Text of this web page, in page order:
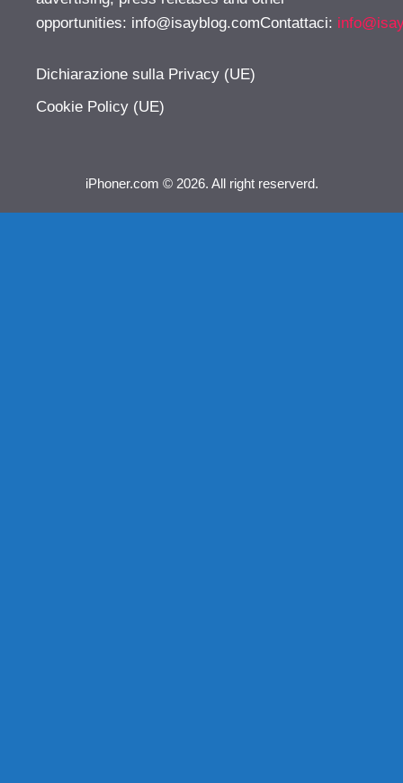
opportunities: info@isayblog.comContattaci:
Dichiarazione sulla Privacy (UE)
Cookie Policy (UE)
iPhoner.com © 2026. All right reserverd.